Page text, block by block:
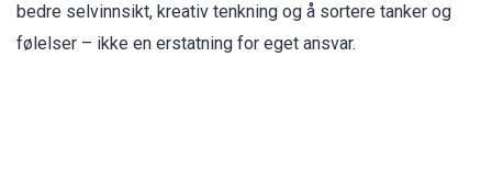
bedre selvinnsikt, kreativ tenkning og å sortere tanker og
følelser – ikke en erstatning for eget ansvar.